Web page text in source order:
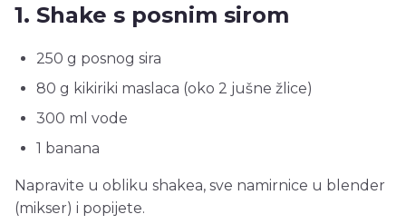
1. Shake s posnim sirom
250 g posnog sira
80 g kikiriki maslaca (oko 2 jušne žlice)
300 ml vode
1 banana
Napravite u obliku shakea, sve namirnice u blender
(mikser) i popijete.